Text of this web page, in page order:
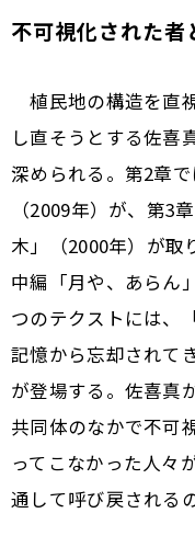
不可視化された者
植民地の構造を直
し直そうとする佐喜
深められる。第2章
（2009年）が、第3
木」（2000年）が取
中編「月や、あらん
つのテクストには、
記憶から忘却されて
が登場する。佐喜真
共同体のなかで不可
ってこなかった人々
通して呼び戻される